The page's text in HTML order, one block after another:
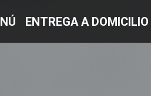
ENTREGA A DOMICILIO